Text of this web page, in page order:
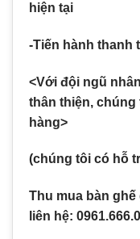
hiện tại
-Tiến hành thanh
<Với đội ngũ
thân thiện, chúng
hàng>
(chúng tôi có hỗ
Thu mua bàn
liên hệ: